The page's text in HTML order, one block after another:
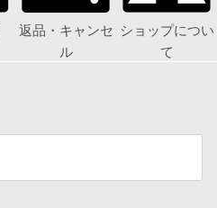
返品・キャンセ
ル
ショップについ
て